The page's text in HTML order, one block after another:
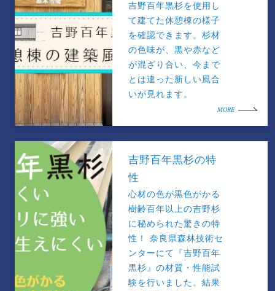
吉野百年黒杉を使用し
て建てた休憩棟の様子
を確認できます。杉材
の色味が、黒や赤など
が混ざり合い、今まで
とは違った新しい風合
いが見れます。
MORE
吉野百年黒杉の特
性
心材の色が黒色がかる
樹齢百年以上の吉野杉
に秘められた驚きの特
性！ 奈良県森林技術セ
ンターにて『吉野百年
黒杉』の材質・性能試
験を行いました。結果